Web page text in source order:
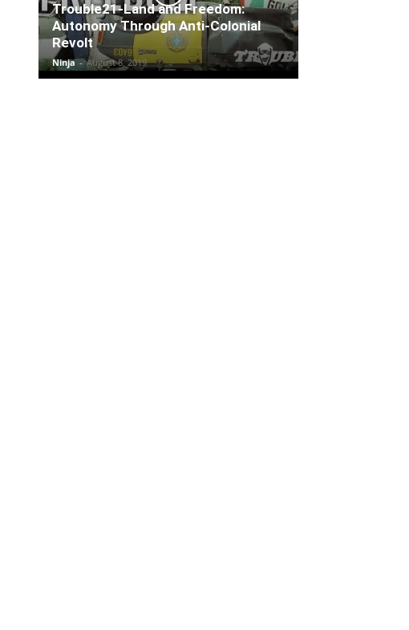
Trouble21-Land and Freedom:
Autonomy Through Anti-Colonial
Revolt
Ninja - August 8, 2019